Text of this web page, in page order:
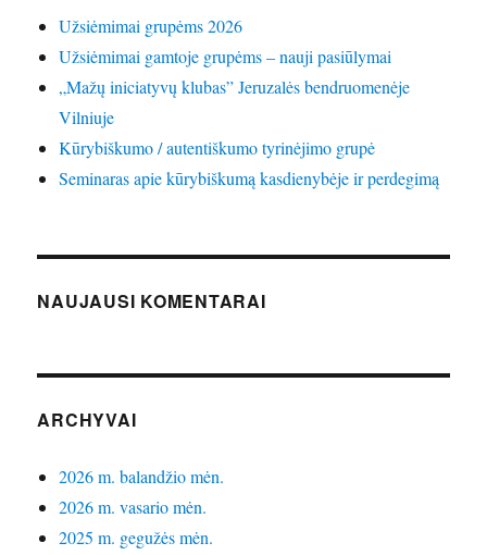
Užsiėmimai grupėms 2026
Užsiėmimai gamtoje grupėms – nauji pasiūlymai
„Mažų iniciatyvų klubas” Jeruzalės bendruomenėje
Vilniuje
Kūrybiškumo / autentiškumo tyrinėjimo grupė
Seminaras apie kūrybiškumą kasdienybėje ir perdegimą
NAUJAUSI KOMENTARAI
ARCHYVAI
2026 m. balandžio mėn.
2026 m. vasario mėn.
2025 m. gegužės mėn.